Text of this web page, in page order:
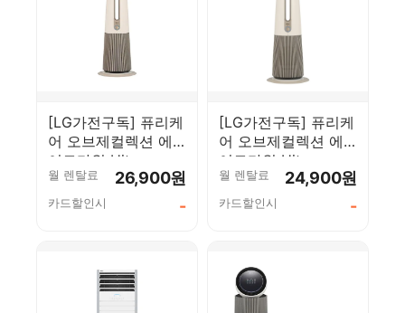
[LG가전구독] 퓨리케
어 오브제컬렉션 에
어로타워 Hit
FS065PSKAM
월 렌탈료 26,900원
카드할인시 -
[LG가전구독] 퓨리케
어 오브제컬렉션 에
어로타워 Hit
FS065PSJCM
월 렌탈료 24,900원
카드할인시 -